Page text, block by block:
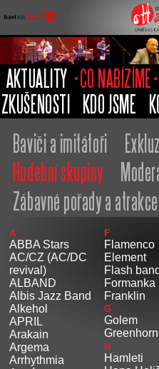
Oskar
AKTUALITY CO NABÍZÍME
ZKUŠENOSTI
KDO JSME
Baviči a imitátoři
Hudební skupiny
Zábavné pořady a atrakce
A
ABBA Stars
AC/CZ (AC/DC
revival)
ALBAND
Albis Jazz Band
Alkehol
APRIL
Arakain
Argema
Arrhythmia
F
Flamenco
Element
Flash band
Formanka
Franklin
G
Golem
H
Hamleti